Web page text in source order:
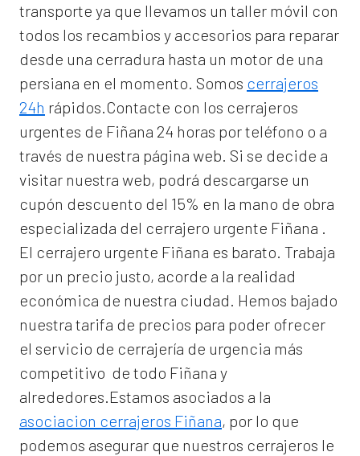
transporte ya que llevamos un taller móvil con
todos los recambios y accesorios para reparar
desde una cerradura hasta un motor de una
persiana en el momento. Somos cerrajeros
24h rápidos.Contacte con los cerrajeros
urgentes de Fiñana 24 horas por teléfono o a
través de nuestra página web. Si se decide a
visitar nuestra web, podrá descargarse un
cupón descuento del 15% en la mano de obra
especializada del cerrajero urgente Fiñana .
El cerrajero urgente Fiñana es barato. Trabaja
por un precio justo, acorde a la realidad
económica de nuestra ciudad. Hemos bajado
nuestra tarifa de precios para poder ofrecer
el servicio de cerrajería de urgencia más
competitivo de todo Fiñana y
alrededores.Estamos asociados a la
asociacion cerrajeros Fiñana, por lo que
podemos asegurar que nuestros cerrajeros le